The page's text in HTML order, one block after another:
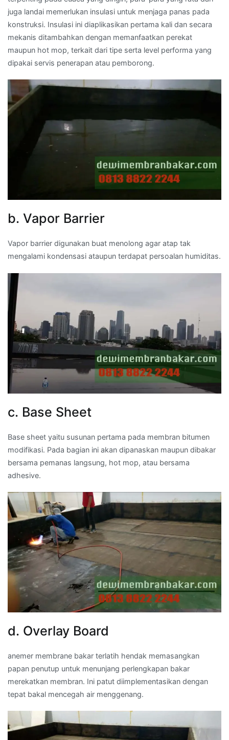
juga landai memerlukan insulasi untuk menjaga panas pada
konstruksi. Insulasi ini diaplikasikan pertama kali dan secara
mekanis ditambahkan dengan memanfaatkan perekat
maupun hot mop, terkait dari tipe serta level performa yang
dipakai servis penerapan atau pemborong.
b. Vapor Barrier
Vapor barrier digunakan buat menolong agar atap tak
mengalami kondensasi ataupun terdapat persoalan humiditas.
c. Base Sheet
Base sheet yaitu susunan pertama pada membran bitumen
modifikasi. Pada bagian ini akan dipanaskan maupun dibakar
bersama pemanas langsung, hot mop, atau bersama
adhesive.
d. Overlay Board
anemer membrane bakar terlatih hendak memasangkan
papan penutup untuk menunjang perlengkapan bakar
merekatkan membran. Ini patut diimplementasikan dengan
tepat bakal mencegah air menggenang.